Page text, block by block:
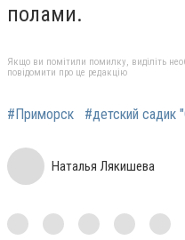
полами.
Якщо ви помітили помилку, виділіть
повідомити про це редакцію
#Приморск #детский садик
Наталья Лякишева